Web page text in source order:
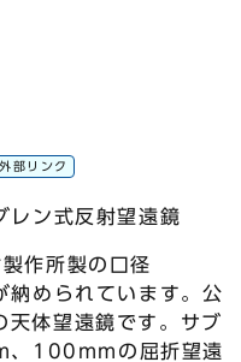
外部リンク
ン式反射望遠鏡
作所製の口径
められています。公
天体望遠鏡です。サブ
、100mmの屈折望遠